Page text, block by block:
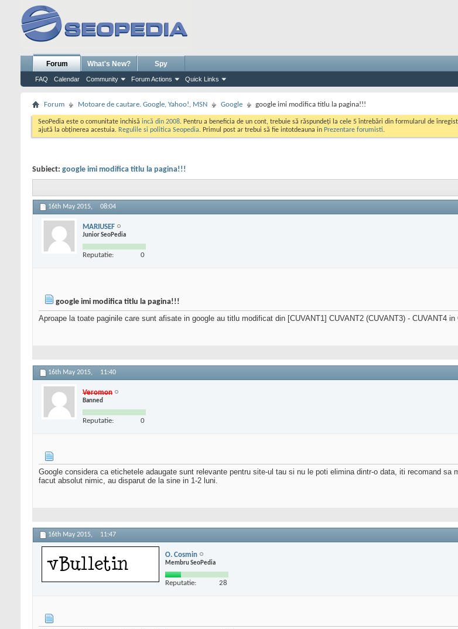
Forum
FAQ Calendar Community Forum Actions Quick Links
What's New? Spy
Forum Motoare de cautare. Google, Yahoo!, MSN Google google imi modifica titlu la pagina!!!
SeoPedia este o comunitate inchisă incă din 2008. Pentru a beneficia de un cont, trebuie să răspundeți la cele 5 întrebări din formularul de
ajută la obținerea acestuia. Regulile si politica Seopedia. Primul post ar trebui să fie intotdeauna in Prezentare forumisti.
Subiect: google imi modifica titlu la pagina!!!
16th May 2015, 08:04
MARIUSEF
Junior SeoPedia
Reputatie: 0
google imi modifica titlu la pagina!!!
Aproape la toate paginile care sunt afisate in google au titlu modificat din [CUVANT1] CUVANT2 (CUVANT3) - CUVANT4
16th May 2015, 11:40
Veromon
Banned
Reputatie: 0
Google considera ca etichetele adaugate sunt relevante pentru site-ul tau si nu le poti elimina dintr-o data, iti recomand
facut absolut nimic, au disparut de la sine in 1-2 luni.
16th May 2015, 11:47
O. Cosmin
Membru SeoPedia
Reputatie: 28